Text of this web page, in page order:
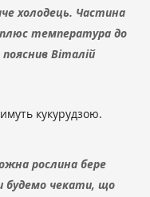
холодець. Частина
температура до
Віталій
кукурудзою.
рослина бере
будемо чекати, що